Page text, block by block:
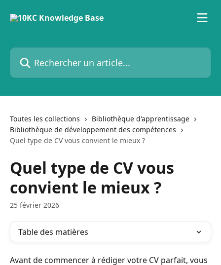
Rechercher un article...
Toutes les collections
Bibliothèque d'apprentissage
Bibliothèque de développement des compétences
Quel type de CV vous convient le mieux ?
Quel type de CV vous
convient le mieux ?
25 février 2026
Table des matières
Avant de commencer à rédiger votre CV parfait, vous